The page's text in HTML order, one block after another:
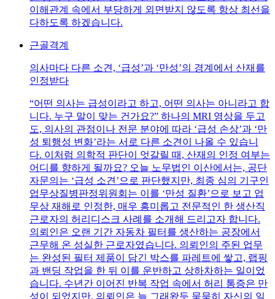
이해관계 속에서 부당하게 외면받지 않도록 항상 최선을
다하도록 하겠습니다.
근골격계
의사마다 다른 소견, ‘급성’과 ‘만성’의 경계에서 산재를
인정받다
“어떤 의사는 급성이라고 하고, 어떤 의사는 아니라고 합
니다. 누구 말이 맞는 건가요?” 하나의 MRI 영상을 두고
도, 의사의 관점이나 전문 분야에 따라 ‘급성 손상’과 ‘만
성 퇴행성 변화’라는 서로 다른 소견이 나올 수 있습니
다. 이처럼 의학적 판단이 엇갈릴 때, 산재의 인정 여부는
어디를 향하게 될까요? 오늘 노무법인 이산에서는, 공단
자문의는 ‘급성 소견’으로 판단했지만, 최종 심의 기구인
업무상질병판정위원회는 이를 ‘만성 질환’으로 보고 업
무상 재해로 인정한, 매우 흥미롭고 전문적인 한 생산직
근로자의 허리디스크 사례를 소개해 드리고자 합니다.
의뢰인은 오랜 기간 자동차 필터를 생산하는 공장에서
근무해 온 성실한 근로자였습니다. 의뢰인의 주된 업무
는 완성된 필터 제품이 담긴 박스를 파레트에 쌓고, 랩핑
과 밴딩 작업을 한 뒤 이를 운반하고 상하차하는 일이었
습니다. 수년간 이어진 반복 작업 속에서 허리 통증은 만
성이 되었지만, 의뢰인은 늘 그래왔듯 묵묵히 자신의 일